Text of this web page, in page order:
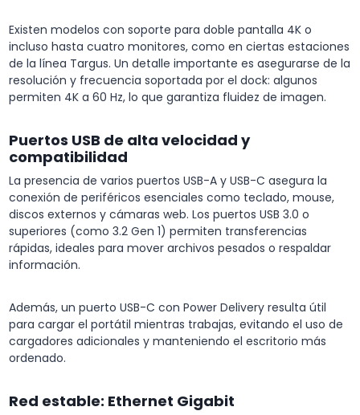
Existen modelos con soporte para doble pantalla 4K o
incluso hasta cuatro monitores, como en ciertas estaciones
de la línea Targus. Un detalle importante es asegurarse de la
resolución y frecuencia soportada por el dock: algunos
permiten 4K a 60 Hz, lo que garantiza fluidez de imagen.
Puertos USB de alta velocidad y
compatibilidad
La presencia de varios puertos USB-A y USB-C asegura la
conexión de periféricos esenciales como teclado, mouse,
discos externos y cámaras web. Los puertos USB 3.0 o
superiores (como 3.2 Gen 1) permiten transferencias
rápidas, ideales para mover archivos pesados o respaldar
información.
Además, un puerto USB-C con Power Delivery resulta útil
para cargar el portátil mientras trabajas, evitando el uso de
cargadores adicionales y manteniendo el escritorio más
ordenado.
Red estable: Ethernet Gigabit